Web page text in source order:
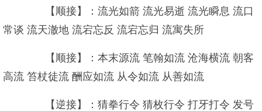
【顺接】：流光如箭 流光易逝 流光瞬息 流口
常谈 流天澈地 流宕忘反 流宕忘归 流寓失所
【顺接】：本末源流 笔翰如流 沧海横流 朝客
高流 笞杖徒流 酬应如流 从令如流 从善如流
【逆接】：猜拳行令 猜枚行令 打牙打令 发号